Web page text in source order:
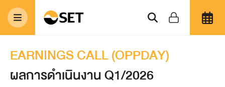
EARNINGS CALL (OPPDAY)
ผลการดำเนินงาน Q1/2026